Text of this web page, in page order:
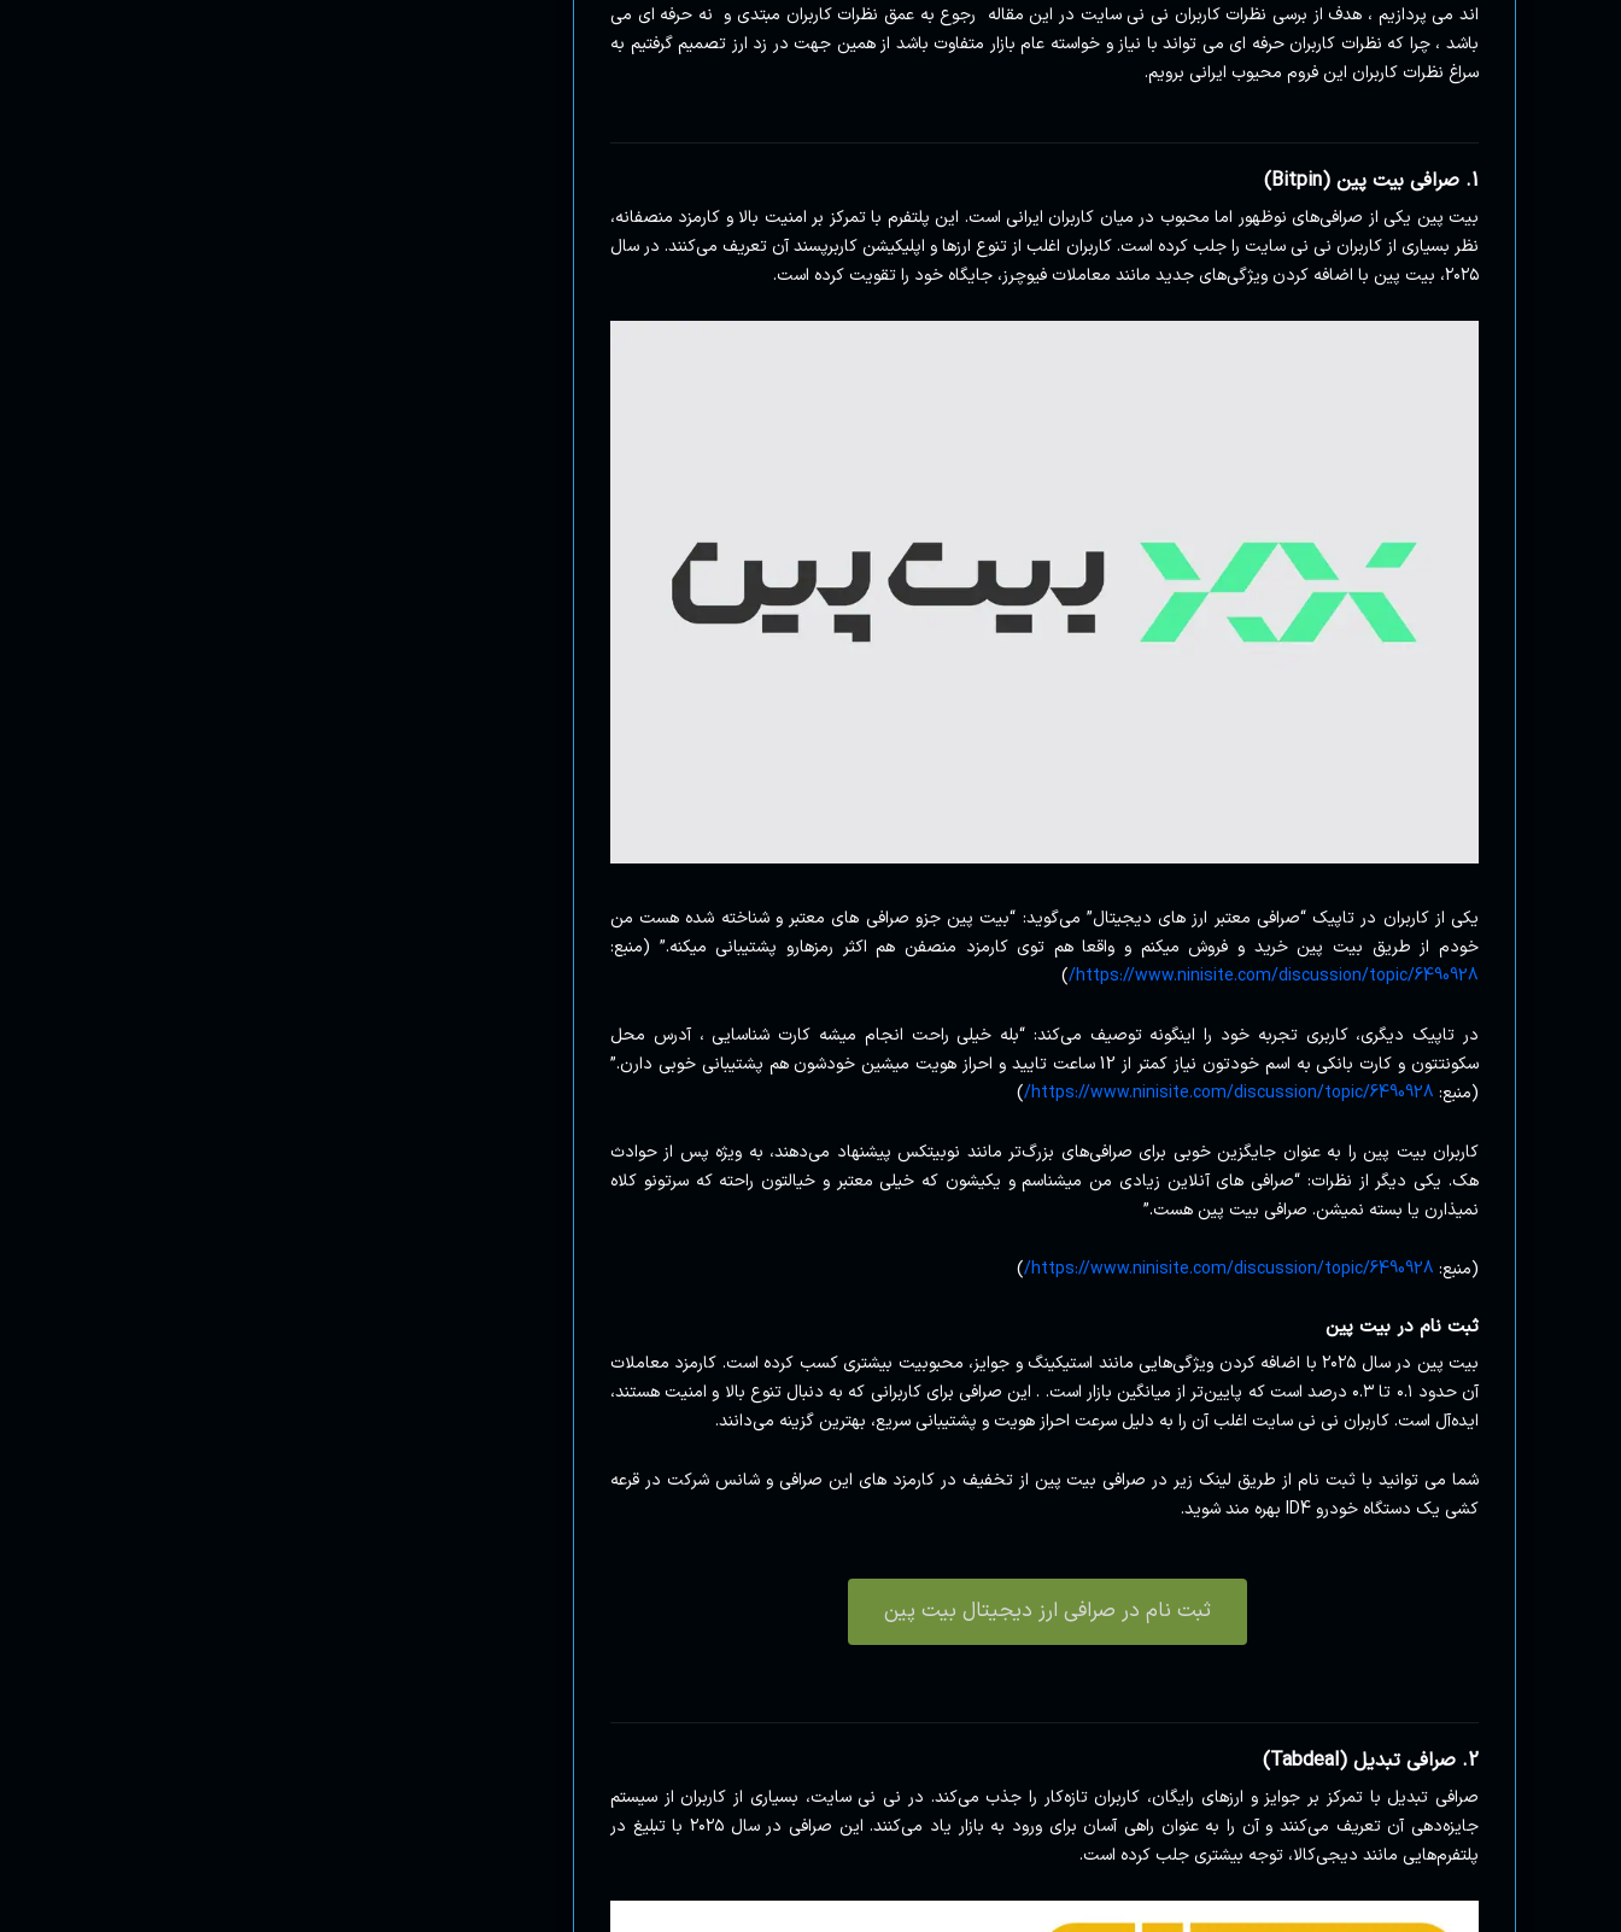
اند می پردازیم ، هدف از برسی نظرات کاربران نی نی سایت در این مقاله رجوع به عمق نظرات کاربران مبتدی و نه حرفه ای می
باشد ، چرا که نظرات کاربران حرفه ای می تواند با نیاز و خواسته عام بازار متفاوت باشد از همین جهت در زد ارز تصمیم گرفتیم به
سراغ نظرات کاربران این فروم محیوب ایرانی برویم.
1. صرافی بیت پین (Bitpin)
بیت پین یکی از صرافی‌های نوظهور اما محبوب در میان کاربران ایرانی است. این پلتفرم با تمرکز بر امنیت بالا و کارمزد منصفانه،
نظر بسیاری از کاربران نی نی سایت را جلب کرده است. کاربران اغلب از تنوع ارزها و اپلیکیشن کاربرپسند آن تعریف می‌کنند. در سال
۲۰۲۵، بیت پین با اضافه کردن ویژگی‌های جدید مانند معاملات فیوچرز، جایگاه خود را تقویت کرده است.
یکی از کاربران در تاپیک “صرافی معتبر ارز های دیجیتال” می‌گوید: “بیت پین جزو صرافی های معتبر و شناخته شده هست من
خودم از طریق بیت پین خرید و فروش میکنم و واقعا هم توی کارمزد منصفن هم اکثر رمزهارو پشتیبانی میکنه.” (منبع:
https://www.ninisite.com/discussion/topic/6490928/
)
در تاپیک دیگری، کاربری تجربه خود را اینگونه توصیف می‌کند: “بله خیلی راحت انجام میشه کارت شناسایی ، آدرس محل
سکونتتون و کارت بانکی به اسم خودتون نیاز کمتر از 12 ساعت تایید و احراز هویت میشین خودشون هم پشتیبانی خوبی دارن.”
(منبع: https://www.ninisite.com/discussion/topic/6490928/
)
کاربران بیت پین را به عنوان جایگزین خوبی برای صرافی‌های بزرگ‌تر مانند نوبیتکس پیشنهاد می‌دهند، به ویژه پس از حوادث
هک. یکی دیگر از نظرات: “صرافی های آنلاین زیادی من میشناسم و یکیشون که خیلی معتبر و خیالتون راحته که سرتونو کلاه
نمیذارن یا بسته نمیشن. صرافی بیت پین هست.”
(منبع: https://www.ninisite.com/discussion/topic/6490928/
)
ثبت نام در بیت پین
بیت پین در سال ۲۰۲۵ با اضافه کردن ویژگی‌هایی مانند استیکینگ و جوایز، محبوبیت بیشتری کسب کرده است. کارمزد معاملات
آن حدود ۰.۱ تا ۰.۳ درصد است که پایین‌تر از میانگین بازار است. . این صرافی برای کاربرانی که به دنبال تنوع بالا و امنیت هستند،
ایده‌آل است. کاربران نی نی سایت اغلب آن را به دلیل سرعت احراز هویت و پشتیبانی سریع، بهترین گزینه می‌دانند.
شما می توانید با ثبت نام از طریق لینک زیر در صرافی بیت پین از تخفیف در کارمزد های این صرافی و شانس شرکت در قرعه
کشی یک دستگاه خودرو ID4 بهره مند شوید.
ثبت نام در صرافی ارز دیجیتال بیت پین
2. صرافی تبدیل (Tabdeal)
صرافی تبدیل با تمرکز بر جوایز و ارزهای رایگان، کاربران تازه‌کار را جذب می‌کند. در نی نی سایت، بسیاری از کاربران از سیستم
جایزه‌دهی آن تعریف می‌کنند و آن را به عنوان راهی آسان برای ورود به بازار یاد می‌کنند. این صرافی در سال ۲۰۲۵ با تبلیغ در
پلتفرم‌هایی مانند دیجی‌کالا، توجه بیشتری جلب کرده است.